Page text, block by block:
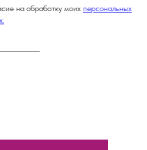
на обработку моих персональных